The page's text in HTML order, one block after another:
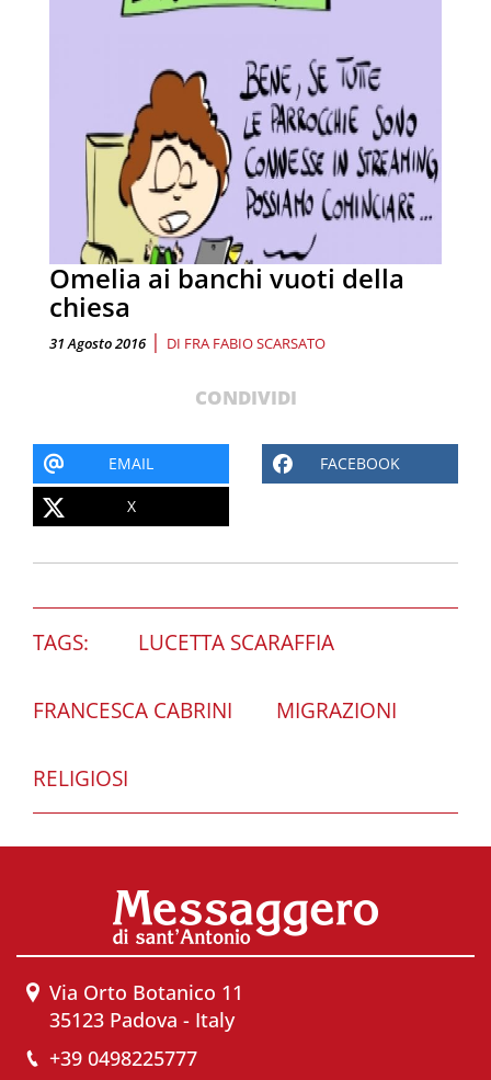
Omelia ai banchi vuoti della
chiesa
31 Agosto 2016 | DI FRA FABIO SCARSATO
CONDIVIDI
EMAIL FACEBOOK
X
TAGS: LUCETTA SCARAFFIA
FRANCESCA CABRINI MIGRAZIONI
RELIGIOSI
Via Orto Botanico 11
35123 Padova - Italy
+39 0498225777